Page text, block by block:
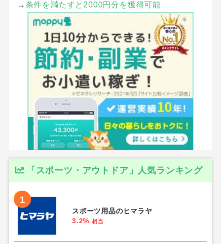
→ 条件を満たすと2000円分を獲得可能
「スポーツ・アウトドア」人気ランキング
1
スポーツ用品のヒマラヤ
3.2% 相当